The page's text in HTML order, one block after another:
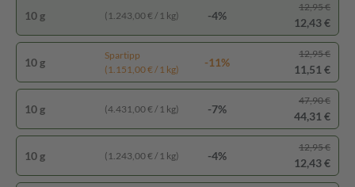
10 g (1.243,00 € / 1 kg) -4%
12,95 €
12,43 €
10 g
Spartipp
(1.151,00 € / 1 kg)
-11%
12,95 €
11,51 €
10 g (4.431,00 € / 1 kg) -7%
47,90 €
44,31 €
10 g (1.243,00 € / 1 kg) -4%
12,95 €
12,43 €